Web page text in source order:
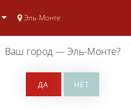
Эль-Монте
Ваш город —Эль-Монте?
0